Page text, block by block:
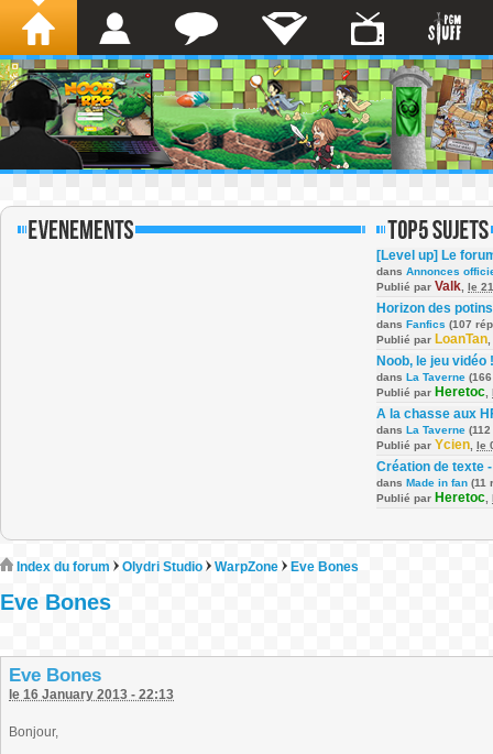
[Level up] Le
dans Annonces
Publié par Valk le
Horizon des potins
dans Fanfics (107
Publié par LoanTan
Noob, le jeu vidéo !
dans La Taverne
Publié par Heretoc
A la chasse aux
dans La Taverne
Publié par Ycien le
Création de texte
dans Made in fan (11
Publié par Heretoc
Index du forum Olydri Studio WarpZone Eve Bones
Eve Bones
Eve Bones
le 16 January 2013 - 22:13
Bonjour,